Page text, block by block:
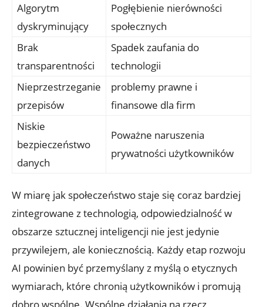
Algorytm
dyskryminujący
Pogłębienie nierówności
społecznych
Brak
transparentności
Spadek zaufania do
technologii
Nieprzestrzeganie
przepisów
problemy prawne i
finansowe dla ​firm
Niskie
bezpieczeństwo​
danych
Poważne naruszenia
prywatności użytkowników
W miarę jak społeczeństwo staje się coraz bardziej
zintegrowane z technologią, odpowiedzialność w
obszarze sztucznej inteligencji nie jest‍ jedynie
przywilejem, ale koniecznością. Każdy etap ‍rozwoju
AI powinien być przemyślany z myślą o etycznych
wymiarach, które​ chronią użytkowników i promują